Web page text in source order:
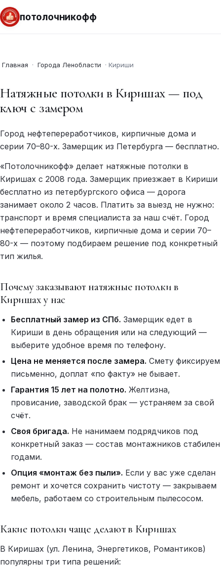
потолочникофф
Главная · Города Ленобласти · Кириши
Натяжные потолки в Киришах — под
ключ с замером
Город нефтепереработчиков, кирпичные дома и
серии 70–80-х. Замерщик из Петербурга — бесплатно.
«Потолочникофф» делает натяжные потолки в
Киришах с 2008 года. Замерщик приезжает в Кириши
бесплатно из петербургского офиса — дорога
занимает около 2 часов. Платить за выезд не нужно:
транспорт и время специалиста за наш счёт. Город
нефтепереработчиков, кирпичные дома и серии 70–
80-х — поэтому подбираем решение под конкретный
тип жилья.
Почему заказывают натяжные потолки в
Киришах у нас
Бесплатный замер из СПб. Замерщик едет в
Кириши в день обращения или на следующий —
выберите удобное время по телефону.
Цена не меняется после замера. Смету фиксируем
письменно, доплат «по факту» не бывает.
Гарантия 15 лет на полотно. Желтизна,
провисание, заводской брак — устраняем за свой
счёт.
Своя бригада. Не нанимаем подрядчиков под
конкретный заказ — состав монтажников стабилен
годами.
Опция «монтаж без пыли». Если у вас уже сделан
ремонт и хочется сохранить чистоту — закрываем
мебель, работаем со строительным пылесосом.
Какие потолки чаще делают в Киришах
В Киришах (ул. Ленина, Энергетиков, Романтиков)
популярны три типа решений: